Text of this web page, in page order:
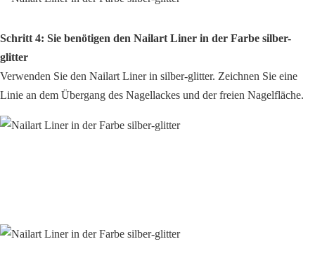
Schritt 4: Sie benötigen den Nailart Liner in der Farbe silber-
glitter
Verwenden Sie den Nailart Liner in silber-glitter. Zeichnen Sie eine
Linie an dem Übergang des Nagellackes und der freien Nagelfläche.